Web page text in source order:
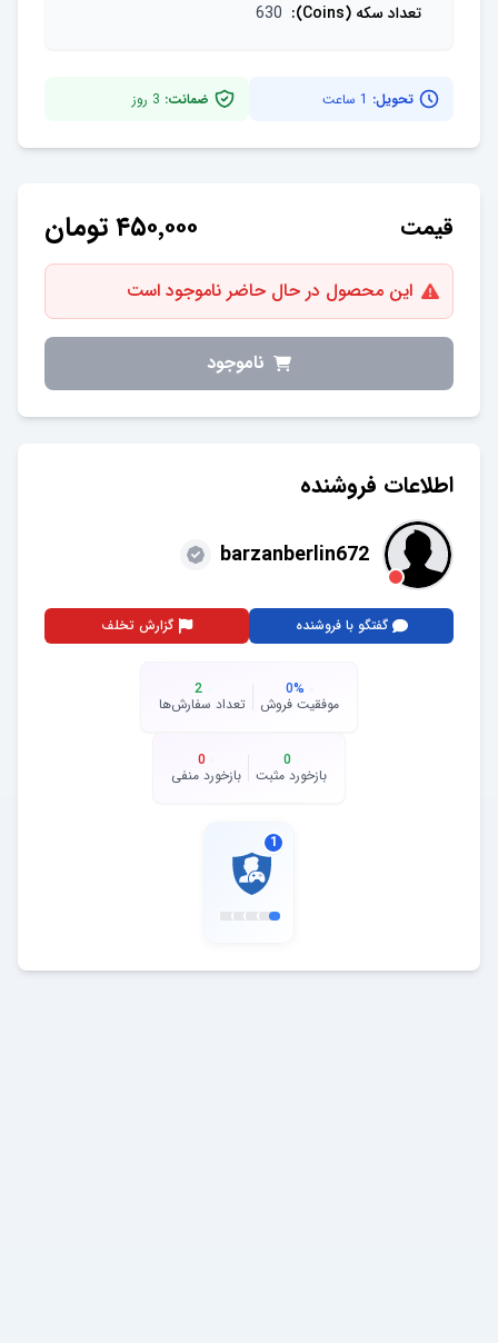
تعداد سکه (Coins)
:
630
تحویل: 1 ساعت ضمانت: 3 روز
قیمت ۴۵۰٬۰۰۰تومان
این محصول در حال حاضر ناموجود است
ناموجود
اطلاعات فروشنده
barzanberlin672
گفتگو با فروشنده گزارش تخلف
0%
موفقیت فروش
2
تعداد سفارش‌ها
0
بازخورد مثبت
0
بازخورد منفی
1